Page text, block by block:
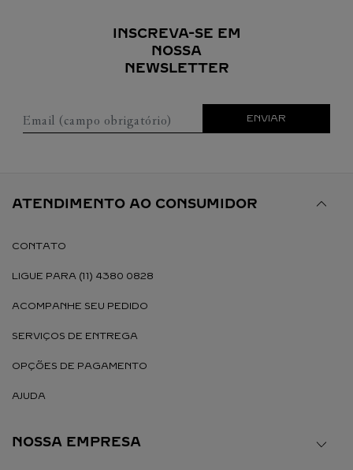
INSCREVA-SE EM
NOSSA
NEWSLETTER
Email (campo obrigatório) ENVIAR
ATENDIMENTO AO CONSUMIDOR
CONTATO
LIGUE PARA (11) 4380 0828
ACOMPANHE SEU PEDIDO
SERVIÇOS DE ENTREGA
OPÇÕES DE PAGAMENTO
AJUDA
NOSSA EMPRESA